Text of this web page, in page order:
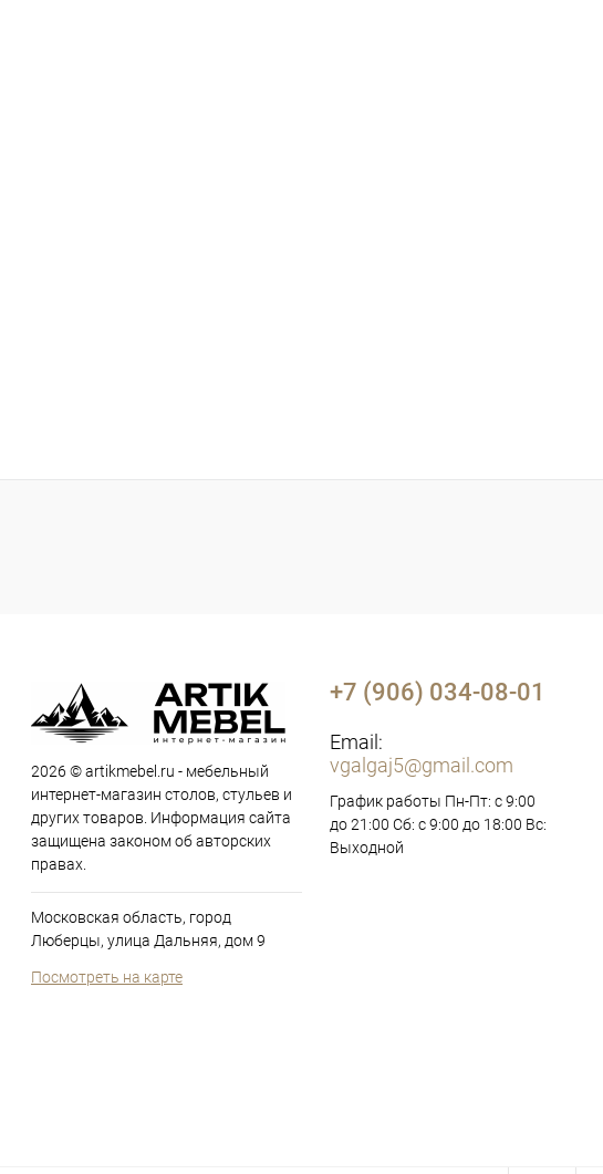
2026 © artikmebel.ru - мебельный
интернет-магазин столов, стульев и
других товаров. Информация сайта
защищена законом об авторских
правах.
Московская область, город
Люберцы, улица Дальняя, дом 9
Посмотреть на карте
+7 (906) 034-08-01
Email:
vgalgaj5@gmail.com
График работы Пн-Пт: с 9:00
до 21:00 Сб: с 9:00 до 18:00 Вс:
Выходной